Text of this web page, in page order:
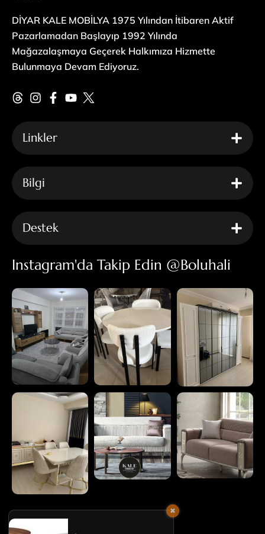
DİYAR KALE MOBİLYA 1975 Yılından İtibaren Aktif
Pazarlamadan Başlayıp 1992 Yılında
Mağazalaşmaya Geçerek Halkımıza Hizmette
Bulunmaya Devam Ediyoruz.
Linkler
Bilgi
Destek
Instagram'da Takip Edin @boluhali